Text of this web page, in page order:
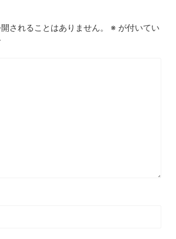
されることはありません。 ※ が付いてい